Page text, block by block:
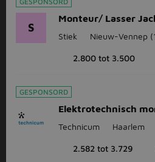
S
Monteur/ Lasser
Stiek Nieuw-Vennep
2.800 tot 3.500
GESPONSORD
Elektrotechnisch
Technicum Haarlem
2.582 tot 3.729